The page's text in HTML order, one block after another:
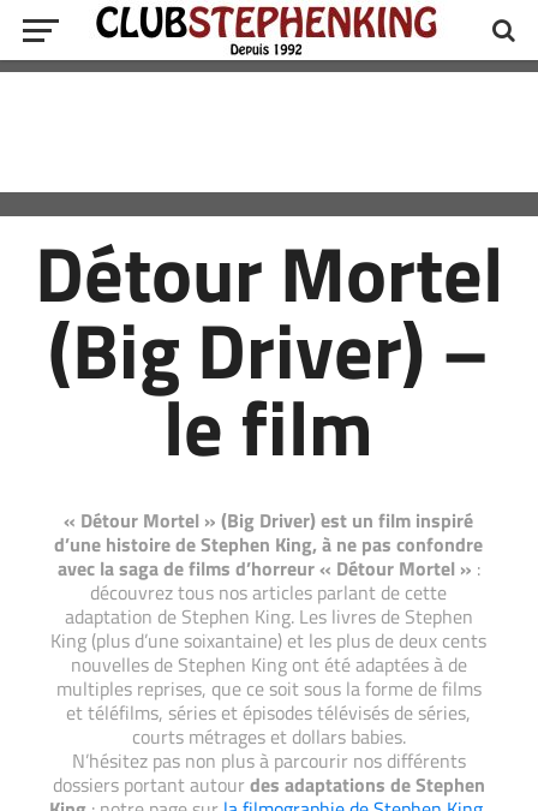
Détour Mortel
(Big Driver) –
le film
« Détour Mortel » (Big Driver) est un film inspiré
d’une histoire de Stephen King, à ne pas confondre
avec la saga de films d’horreur « Détour Mortel » :
découvrez tous nos articles parlant de cette
adaptation de Stephen King. Les livres de Stephen
King (plus d’une soixantaine) et les plus de deux cents
nouvelles de Stephen King ont été adaptées à de
multiples reprises, que ce soit sous la forme de films
et téléfilms, séries et épisodes télévisés de séries,
courts métrages et dollars babies.
N’hésitez pas non plus à parcourir nos différents
dossiers portant autourdes adaptations de Stephen